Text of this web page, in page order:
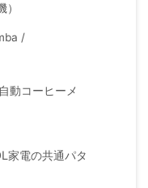
/
動コーヒーメ
家電の共通パタ